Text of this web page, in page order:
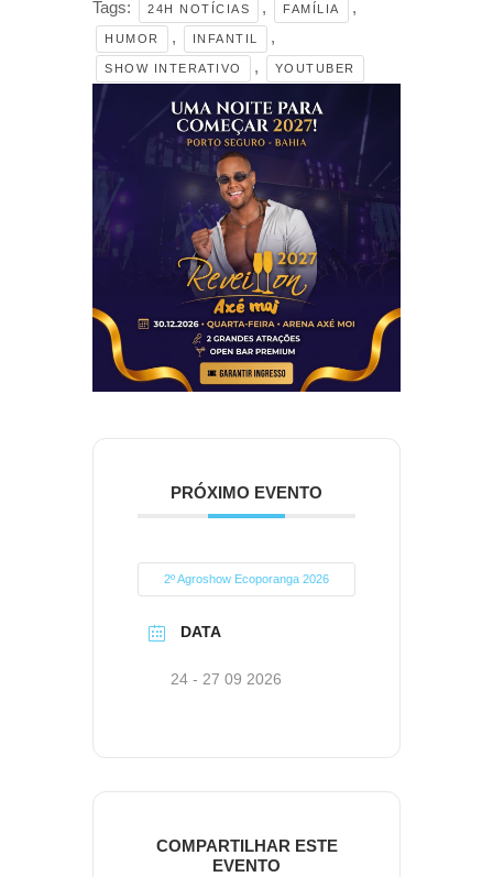
Tags: 24H NOTÍCIAS , FAMÍLIA ,
HUMOR , INFANTIL ,
SHOW INTERATIVO , YOUTUBER
PRÓXIMO EVENTO
2º Agroshow Ecoporanga 2026
DATA
24 - 27 09 2026
COMPARTILHAR ESTE
EVENTO